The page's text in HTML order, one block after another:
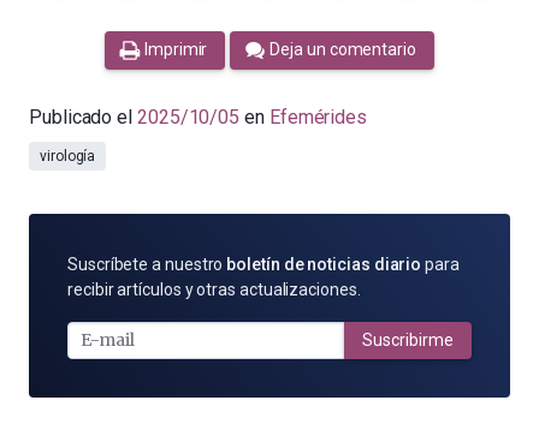
Imprimir Deja un comentario
Publicado el 2025/10/05 en Efemérides
virología
SUSCRÍBETE
POR
MAIL
Suscríbete a nuestro boletín de noticias diario para
recibir artículos y otras actualizaciones.
Suscribirme